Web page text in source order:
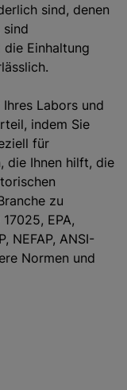
sind, denen
sind
Einhaltung
Labors und
indem Sie
für
die Ihnen hilft, die
zu
EPA,
NEFAP, ANSI-
Normen und